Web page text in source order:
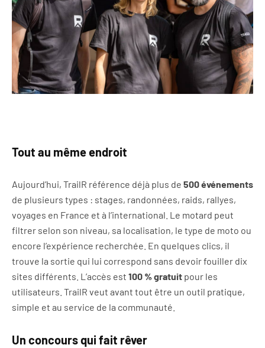
Tout au même endroit
Aujourd’hui, TrailR référence déjà plus de 500 événements
de plusieurs types : stages, randonnées, raids, rallyes,
voyages en France et à l’international. Le motard peut
filtrer selon son niveau, sa localisation, le type de moto ou
encore l’expérience recherchée. En quelques clics, il
trouve la sortie qui lui correspond sans devoir fouiller dix
sites différents. L’accès est 100 % gratuit pour les
utilisateurs. TrailR veut avant tout être un outil pratique,
simple et au service de la communauté.
Un concours qui fait rêver